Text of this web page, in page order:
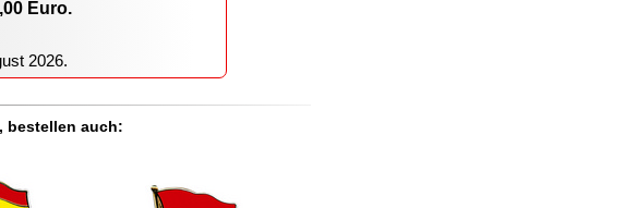
Euro.
2026.
bestellen auch: